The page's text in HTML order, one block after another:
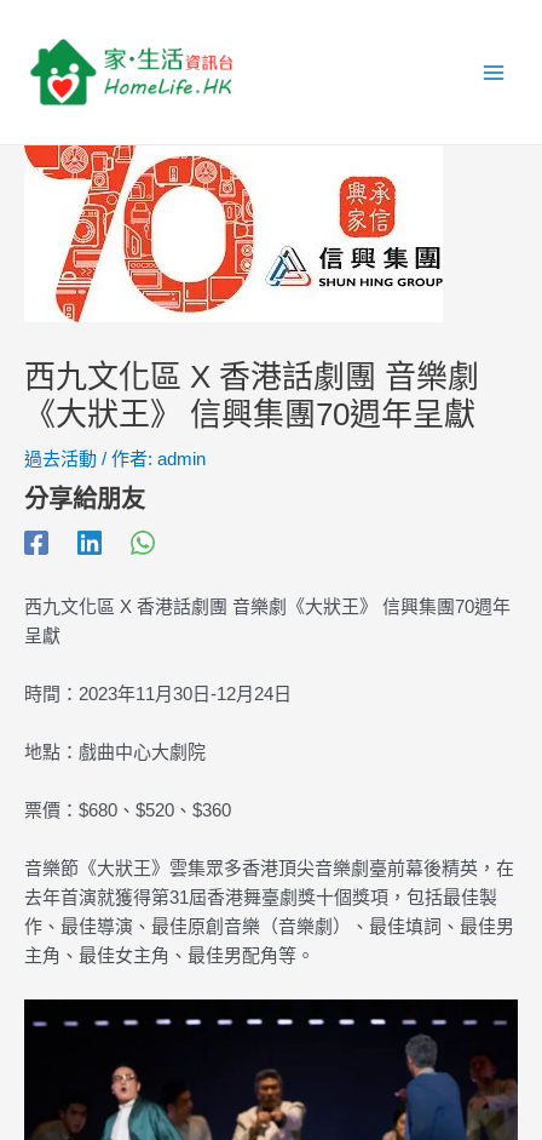
西九文化區 X 香港話劇團 音樂劇
《大狀王》 信興集團70週年呈獻
過去活動 / 作者: admin
分享給朋友
西九文化區 X 香港話劇團 音樂劇《大狀王》 信興集團70週年
呈獻
時間：2023年11月30日-12月24日
地點：戲曲中心大劇院
票價：$680、$520、$360
音樂節《大狀王》雲集眾多香港頂尖音樂劇臺前幕後精英，在
去年首演就獲得第31屆香港舞臺劇獎十個獎項，包括最佳製
作、最佳導演、最佳原創音樂（音樂劇）、最佳填詞、最佳男
主角、最佳女主角、最佳男配角等。
navigation